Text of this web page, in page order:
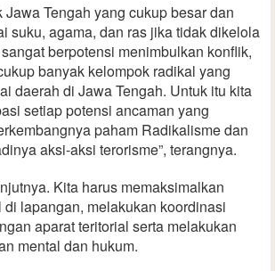
Jawa Tengah yang cukup besar dan
suku, agama, dan ras jika tidak dikelola
berpotensi menimbulkan konflik,
banyak kelompok radikal yang
daerah di Jawa Tengah. Untuk itu kita
setiap potensi ancaman yang
paham Radikalisme dan
aksi-aksi terorisme”, terangnya.
Kita harus memaksimalkan
di lapangan, melakukan koordinasi
aparat teritorial serta melakukan
mental dan hukum.